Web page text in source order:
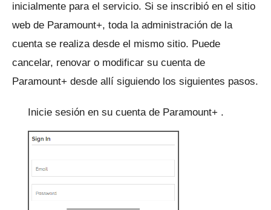
inicialmente para el servicio. Si se inscribió en el sitio
web de Paramount+, toda la administración de la
cuenta se realiza desde el mismo sitio. Puede
cancelar, renovar o modificar su cuenta de
Paramount+ desde allí siguiendo los siguientes pasos.
Inicie sesión en su cuenta de Paramount+ .